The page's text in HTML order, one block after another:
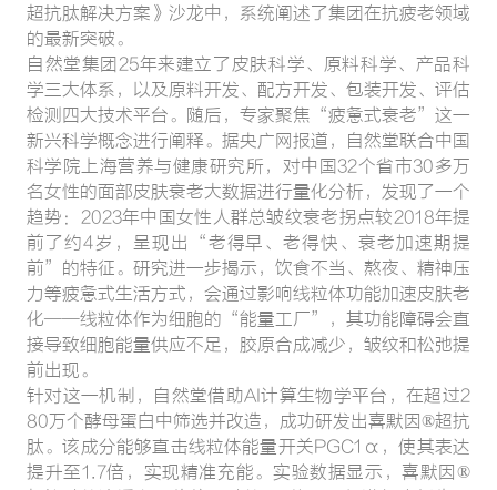
超抗肽解决方案》沙龙中，系统阐述了集团在抗疲老领域
的最新突破。
自然堂集团25年来建立了皮肤科学、原料科学、产品科
学三大体系，以及原料开发、配方开发、包装开发、评估
检测四大技术平台。随后，专家聚焦“疲惫式衰老”这一
新兴科学概念进行阐释。据央广网报道，自然堂联合中国
科学院上海营养与健康研究所，对中国32个省市30多万
名女性的面部皮肤衰老大数据进行量化分析，发现了一个
趋势：2023年中国女性人群总皱纹衰老拐点较2018年提
前了约4岁，呈现出“老得早、老得快、衰老加速期提
前”的特征。研究进一步揭示，饮食不当、熬夜、精神压
力等疲惫式生活方式，会通过影响线粒体功能加速皮肤老
化——线粒体作为细胞的“能量工厂”，其功能障碍会直
接导致细胞能量供应不足，胶原合成减少，皱纹和松弛提
前出现。
针对这一机制，自然堂借助AI计算生物学平台，在超过2
80万个酵母蛋白中筛选并改造，成功研发出喜默因®超抗
肽。该成分能够直击线粒体能量开关PGC1α，使其表达
提升至1.7倍，实现精准充能。实验数据显示，喜默因®